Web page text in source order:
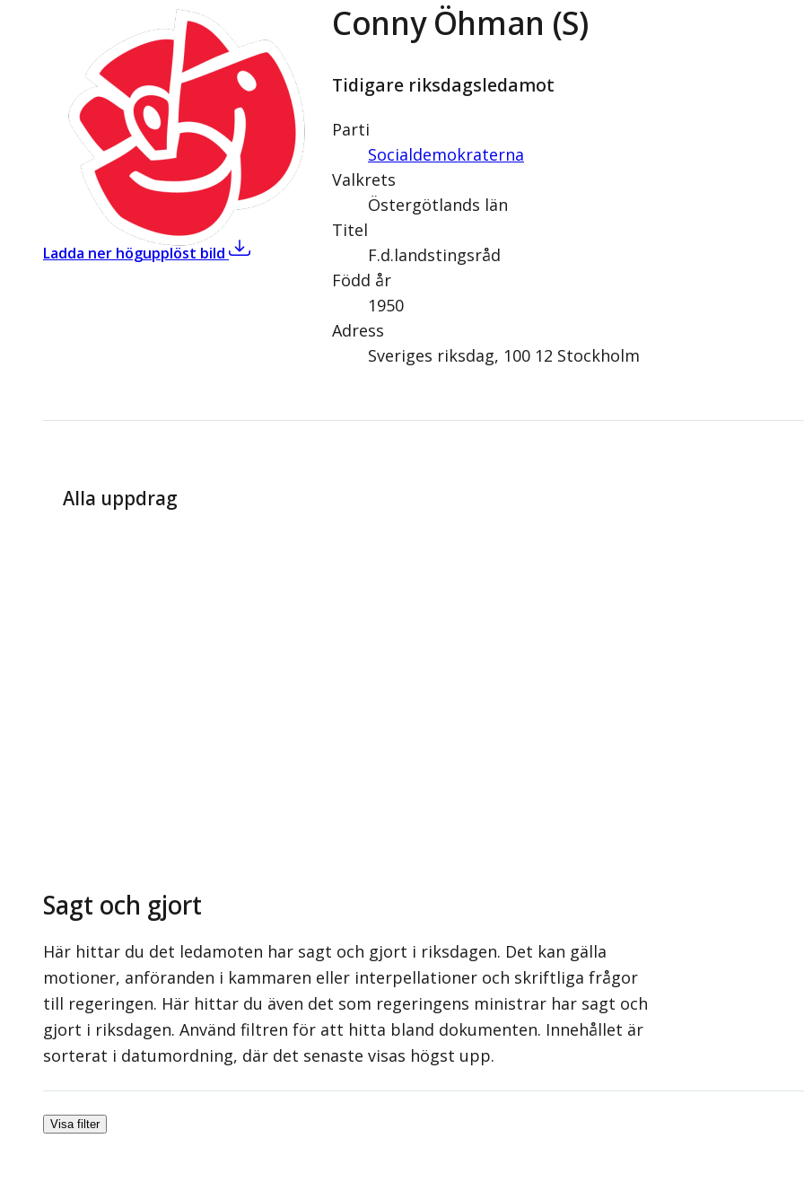
Ladda ner högupplöst bild ,Conny Öhman (S)
Conny Öhman (S)
Tidigare riksdagsledamot
Parti
Socialdemokraterna
Valkrets
Östergötlands län
Titel
F.d.landstingsråd
Född år
1950
Adress
Sveriges riksdag, 100 12 Stockholm
Alla uppdrag
Sagt och gjort
Här hittar du det ledamoten har sagt och gjort i riksdagen. Det kan gälla
motioner, anföranden i kammaren eller interpellationer och skriftliga frågor
till regeringen. Här hittar du även det som regeringens ministrar har sagt och
gjort i riksdagen. Använd filtren för att hitta bland dokumenten. Innehållet är
sorterat i datumordning, där det senaste visas högst upp.
Visa filter